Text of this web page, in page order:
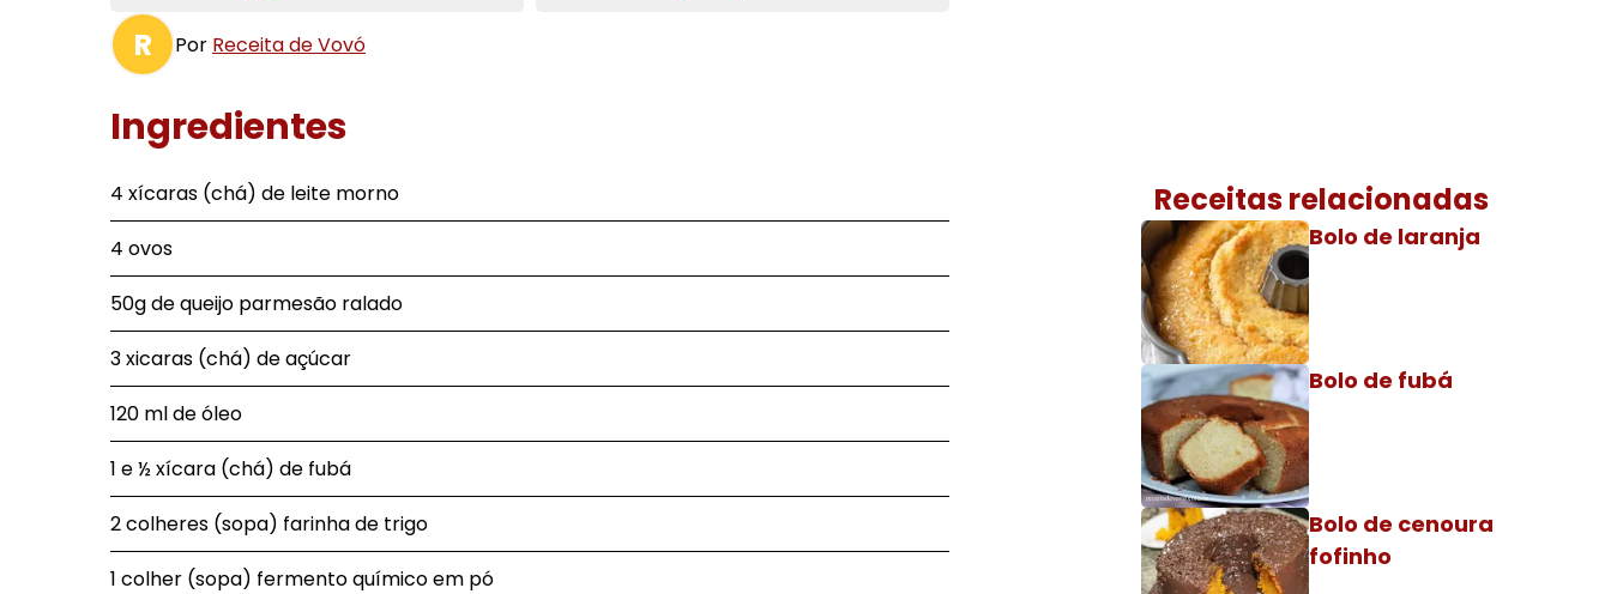
R Por Receita de Vovó
Ingredientes
4 xícaras (chá) de leite morno
4 ovos
50g de queijo parmesão ralado
3 xicaras (chá) de açúcar
120 ml de óleo
1 e ½ xícara (chá) de fubá
2 colheres (sopa) farinha de trigo
1 colher (sopa) fermento químico em pó
Receitas relacionadas
Bolo de laranja
Bolo de fubá
Bolo de cenoura
fofinho